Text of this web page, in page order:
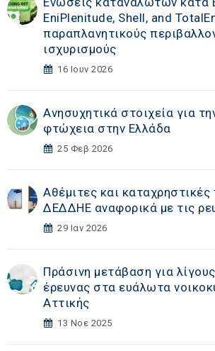
EniPlenitude, Shell, and
παραπλανητικούς
ισχυρισμούς
16 Ιουν 2026
Ανησυχητικά στοιχεία για
φτώχεια στην Ελλάδα
25 Φεβ 2026
Αθέμιτες και καταχρηστικές
ΔΕΔΔΗΕ αναφορικά με τις
29 Ιαν 2026
Πράσινη μετάβαση για
έρευνας στα ευάλωτα
Αττικής
13 Νοε 2025